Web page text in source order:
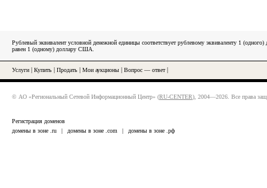
Рублевый эквивалент условной денежной единицы соответствует рублевому эквиваленту 1
равен 1 (одному) доллару США.
Услуги Купить Продать Мои аукционы Вопрос — ответ|
© АО «Региональный Сетевой Информационный Центр» (RU-CENTER), 2004—2026. Все права
Регистрация доменов
домены в зоне .ru
| домены в зоне .com | домены в зоне .рф